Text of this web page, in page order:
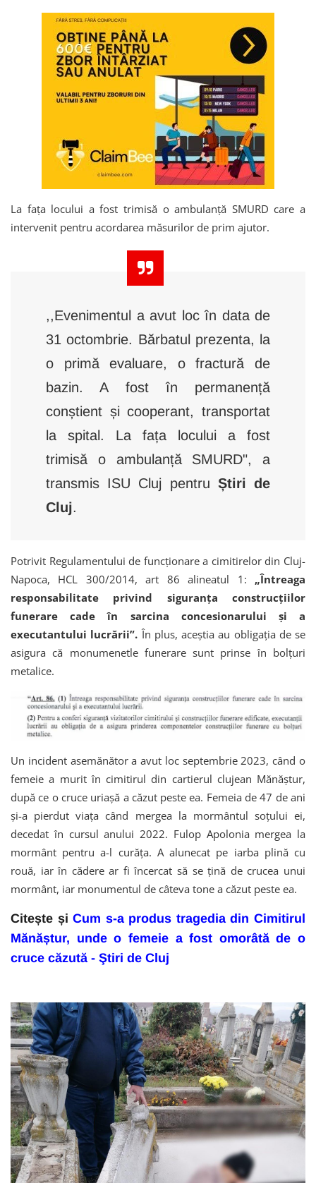
La fața locului a fost trimisă o ambulanță SMURD care a
intervenit pentru acordarea măsurilor de prim ajutor.
,,Evenimentul a avut loc în data de
31 octombrie. Bărbatul prezenta, la
o primă evaluare, o fractură de
bazin. A fost în permanență
conștient și cooperant, transportat
la spital. La fața locului a fost
trimisă o ambulanță SMURD", a
transmis ISU Cluj pentru Știri de
Cluj.
Potrivit Regulamentului de funcționare a cimitirelor din Cluj-
Napoca, HCL 300/2014, art 86 alineatul 1: „Întreaga
responsabilitate privind siguranța construcțiilor
funerare cade în sarcina concesionarului și a
executantului lucrării”. În plus, aceștia au obligația de se
asigura că monumenetle funerare sunt prinse în bolțuri
metalice.
Un incident asemănător a avut loc septembrie 2023, când o
femeie a murit în cimitirul din cartierul clujean Mănăștur,
după ce o cruce uriașă a căzut peste ea. Femeia de 47 de ani
și-a pierdut viața când mergea la mormântul soțului ei,
decedat în cursul anului 2022. Fulop Apolonia mergea la
mormânt pentru a-l curăța. A alunecat pe iarba plină cu
rouă, iar în cădere ar fi încercat să se țină de crucea unui
mormânt, iar monumentul de câteva tone a căzut peste ea.
Citește șiCum s-a produs tragedia din Cimitirul
Mănăștur, unde o femeie a fost omorâtă de o
cruce căzută - Ştiri de Cluj